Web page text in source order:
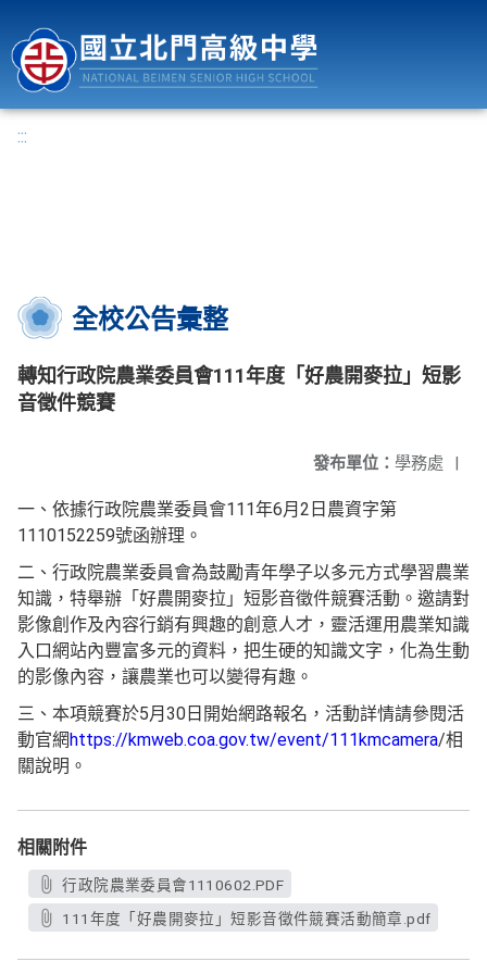
:::
全校公告彙整
轉知行政院農業委員會111年度「好農開麥拉」短影
音徵件競賽
發布單位： 學務處 |
一、依據行政院農業委員會111年6月2日農資字第
1110152259號函辦理。
二、行政院農業委員會為鼓勵青年學子以多元方式學習農業
知識，特舉辦「好農開麥拉」短影音徵件競賽活動。邀請對
影像創作及內容行銷有興趣的創意人才，靈活運用農業知識
入口網站內豐富多元的資料，把生硬的知識文字，化為生動
的影像內容，讓農業也可以變得有趣。
三、本項競賽於5月30日開始網路報名，活動詳情請參閱活
動官網https://kmweb.coa.gov.tw/event/111kmcamera/相
關說明。
相關附件
行政院農業委員會1110602.PDF
111年度「好農開麥拉」短影音徵件競賽活動簡章.pdf